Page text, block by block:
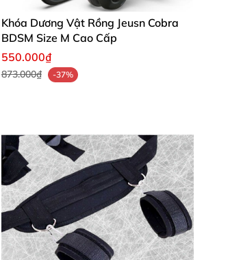
Khóa Dương Vật Rồng Jeusn Cobra
BDSM Size M Cao Cấp
550.000₫
873.000₫ -37%